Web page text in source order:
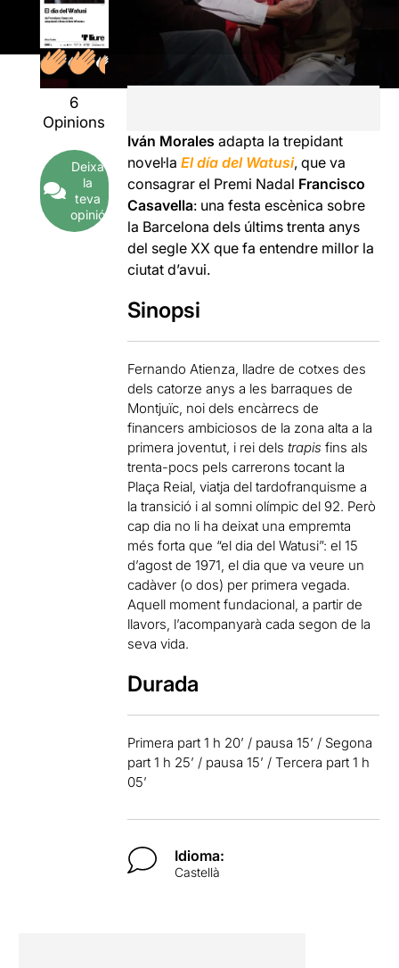
6
Opinions
Deixa
la
teva
opinió
Iván Morales adapta la trepidant
novel·laEl día del Watusi, que va
consagrar el Premi Nadal Francisco
Casavella: una festa escènica sobre
la Barcelona dels últims trenta anys
del segle XX que fa entendre millor la
ciutat d’avui.
Sinopsi
Fernando Atienza, lladre de cotxes des
dels catorze anys a les barraques de
Montjuïc, noi dels encàrrecs de
financers ambiciosos de la zona alta a la
primera joventut, i rei delstrapisfins als
trenta-pocs pels carrerons tocant la
Plaça Reial, viatja del tardofranquisme a
la transició i al somni olímpic del 92. Però
cap dia no li ha deixat una empremta
més forta que “el dia del Watusi”: el 15
d’agost de 1971, el dia que va veure un
cadàver (o dos) per primera vegada.
Aquell moment fundacional, a partir de
llavors, l’acompanyarà cada segon de la
seva vida.
Durada
Primera part 1 h 20’ / pausa 15’ / Segona
part 1 h 25’ / pausa 15’ / Tercera part 1 h
05’
Idioma:
Castellà